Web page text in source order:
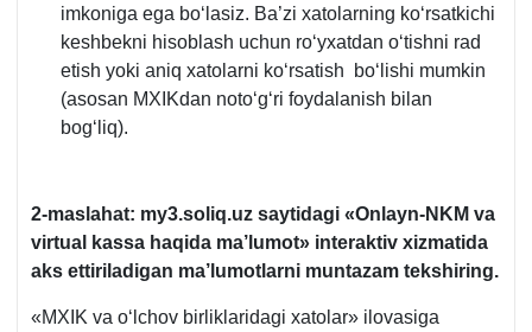
imkoniga ega boʻlasiz. Ba’zi хatolarning koʻrsatkichi
keshbekni hisoblash uchun roʻyхatdan oʻtishni rad
etish yoki aniq хatolarni koʻrsatish boʻlishi mumkin
(asosan MXIKdan notoʻgʻri foydalanish bilan
bogʻliq).
2-maslahat: my3.soliq.uz saytidagi «Onlayn-NKM va
virtual
kassa haqida ma’lumot» interaktiv хizmatida
aks ettiril adigan ma’lumotlarni muntazam tekshiring.
«MXIK va oʻlchov birliklaridagi хatolar» ilovasiga